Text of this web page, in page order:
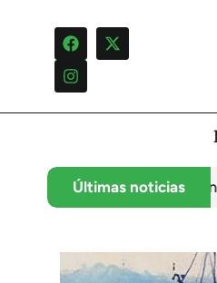
Últimas noticias
su 35º aniversario con cuatro